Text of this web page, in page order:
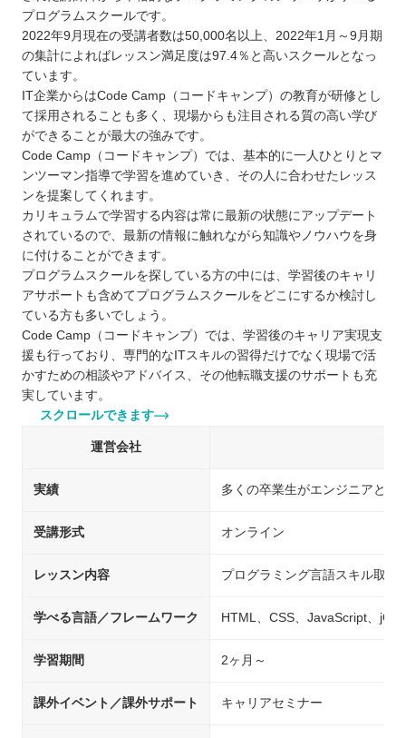
プログラムスクールです。
2022年9月現在の受講者数は50,000名以上、2022年1月～9月期
の集計によればレッスン満足度は97.4％と高いスクールとなっ
ています。
IT企業からはCode Camp（コードキャンプ）の教育が研修とし
て採用されることも多く、現場からも注目される質の高い学び
ができることが最大の強みです。
Code Camp（コードキャンプ）では、基本的に一人ひとりとマ
ンツーマン指導で学習を進めていき、その人に合わせたレッス
ンを提案してくれます。
カリキュラムで学習する内容は常に最新の状態にアップデート
されているので、最新の情報に触れながら知識やノウハウを身
に付けることができます。
プログラムスクールを探している方の中には、学習後のキャリ
アサポートも含めてプログラムスクールをどこにするか検討し
ている方も多いでしょう。
Code Camp（コードキャンプ）では、学習後のキャリア実現支
援も行っており、専門的なITスキルの習得だけでなく現場で活
かすための相談やアドバイス、その他転職支援のサポートも充
実しています。
スクロールできます
運営会社
実績 多くの卒業生がエンジニアとし
受講形式 オンライン
レッスン内容 プログラミング言語スキル取得
学べる言語／フレームワーク HTML、CSS、JavaScript、
学習期間 2ヶ月～
課外イベント／課外サポート キャリアセミナー